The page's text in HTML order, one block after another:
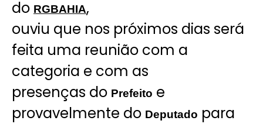
do RGBAHIA,
ouviu que nos próximos dias será
feita uma reunião com a
categoria e com as
presenças do Prefeito e
provavelmente do Deputado para